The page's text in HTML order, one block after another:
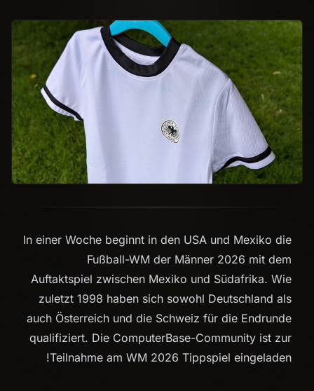
In einer Woche beginnt in den USA und Mexiko die
Fußball-WM der Männer 2026 mit dem
Auftaktspiel zwischen Mexiko und Südafrika. Wie
zuletzt 1998 haben sich sowohl Deutschland als
auch Österreich und die Schweiz für die Endrunde
qualifiziert. Die ComputerBase-Community ist zur
Teilnahme am WM 2026 Tippspiel eingeladen!